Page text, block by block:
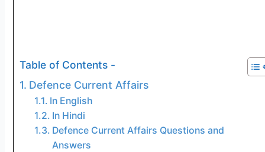
Table of Contents -
Defence Current Affairs
In English
In Hindi
Defence Current Affairs Questions and
Answers